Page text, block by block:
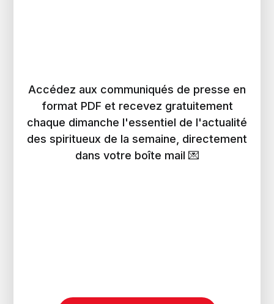
Accédez aux communiqués de presse en
format PDF et recevez gratuitement
chaque dimanche l'essentiel de l'actualité
des spiritueux de la semaine, directement
dans votre boîte mail 💌